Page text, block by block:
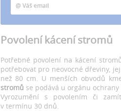
Povolení kácení stromů
Potřebné povolení na kácení
potřebovat pro neovocné dřeviny,
než 80 cm. U menších obvodů
stromů se podává u orgánu
Vyrozumění s povolením či
v termínu 30 dnů.